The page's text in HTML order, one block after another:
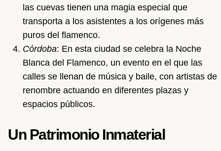
las cuevas tienen una magia especial que
transporta a los asistentes a los orígenes más
puros del flamenco.
Córdoba: En esta ciudad se celebra la Noche
Blanca del Flamenco, un evento en el que las
calles se llenan de música y baile, con artistas de
renombre actuando en diferentes plazas y
espacios públicos.
Un Patrimonio Inmaterial